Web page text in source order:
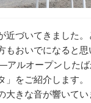
近づいてきました
もおいでになると
アルオープンした
」をご紹介します
大きな音が響いて